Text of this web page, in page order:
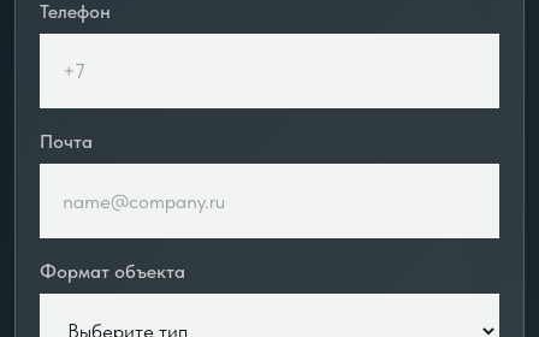
Телефон
Почта
Формат объекта